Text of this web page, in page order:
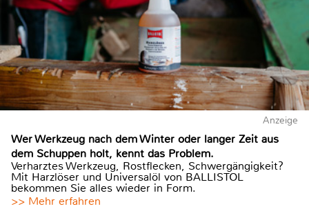
Anzeige
Wer Werkzeug nach dem Winter oder langer Zeit aus
dem Schuppen holt, kennt das Problem.
Verharztes Werkzeug, Rostflecken, Schwergängigkeit?
Mit Harzlöser und Universalöl von BALLISTOL
bekommen Sie alles wieder in Form.
>> Mehr erfahren